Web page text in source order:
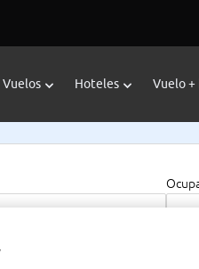
Vuelos Hoteles Vuelo